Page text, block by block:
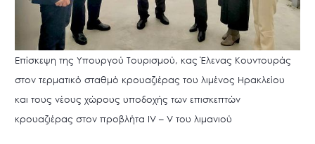
Επίσκεψη της Υπουργού Τουρισμού, κας Έλενας Κουντουράς
στον τερματικό σταθμό κρουαζιέρας του λιμένος Ηρακλείου
και τους νέους χώρους υποδοχής των επισκεπτών
κρουαζιέρας στον προβλήτα IV – V του λιμανιού